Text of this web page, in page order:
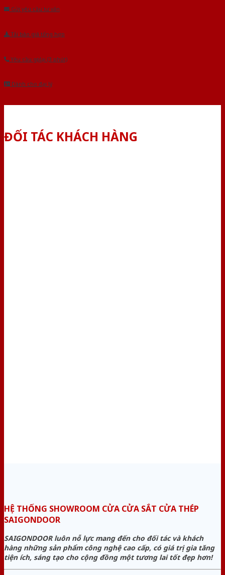
Gửi yêu cầu tư vấn
Tải báo giá tổng hợp
Yêu cầu gọi lại (3 phút)
Dành cho đại lý
ĐỐI TÁC KHÁCH HÀNG
HỆ THỐNG SHOWROOM CỬA CỬA SẮT CỬA THÉP
SAIGONDOOR
SAIGONDOOR luôn nỗ lực mang đến cho đối tác và khách
hàng những sản phẩm công nghệ cao cấp, có giá trị gia tăng
tiện ích, sáng tạo cho cộng đồng một tương lai tốt đẹp hơn!